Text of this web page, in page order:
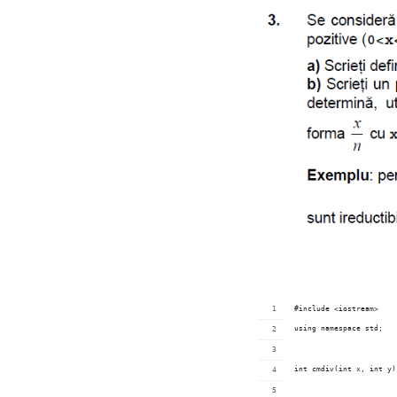
#include <iostream>
using namespace std;
int cmdiv(int x, int